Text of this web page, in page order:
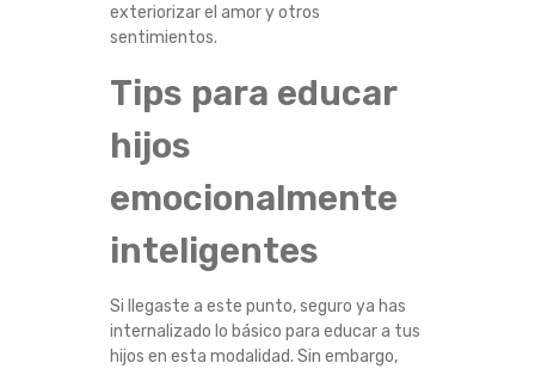
exteriorizar el amor y otros
sentimientos.
Tips para educar
hijos
emocionalmente
inteligentes
Si llegaste a este punto, seguro ya has
internalizado lo básico para educar a tus
hijos en esta modalidad. Sin embargo,